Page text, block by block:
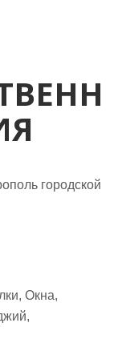
городской
Окна,